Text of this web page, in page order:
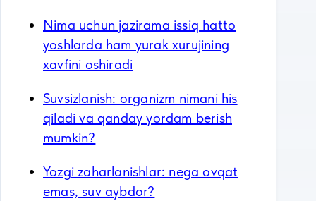
Nima uchun jazirama issiq hatto
yoshlarda ham yurak xurujining
xavfini oshiradi
Suvsizlanish: organizm nimani his
qiladi va qanday yordam berish
mumkin?
Yozgi zaharlanishlar: nega ovqat
emas, suv aybdor?